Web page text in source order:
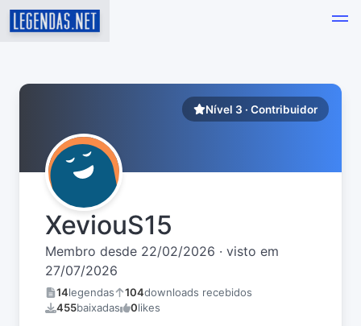
Nível 3 · Contribuidor
XeviouS15
Membro desde 22/02/2026 · visto em
27/07/2026
14legendas 104downloads recebidos
455baixadas 0likes